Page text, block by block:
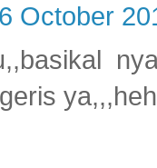
6 October